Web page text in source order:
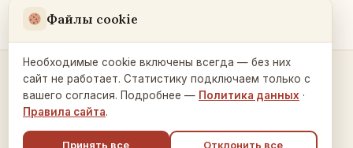
Контакты и связь →
Файлы cookie
Необходимые cookie включены всегда — без них
сайт не работает. Статистику подключаем только с
вашего согласия. Подробнее — Политика данных ·
Правила сайта.
Принять все Отклонить все